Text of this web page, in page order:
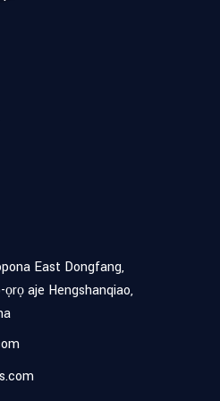
East Dongfang,
aje Hengshanqiao,